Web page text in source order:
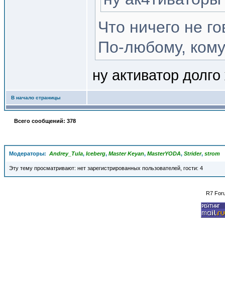
Что ничего не
По-любому,
ну активатор
В начало страницы
Всего сообщений: 378
Модераторы: Andrey_Tula, Iceberg, Master Keyan, MasterYODA, Strider, strom
Эту тему просматривают: нет зарегистрированных пользователей, гости: 4
R7